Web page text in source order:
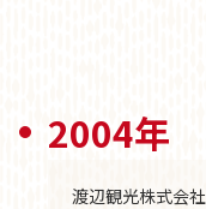
2004年
渡辺観光株式会